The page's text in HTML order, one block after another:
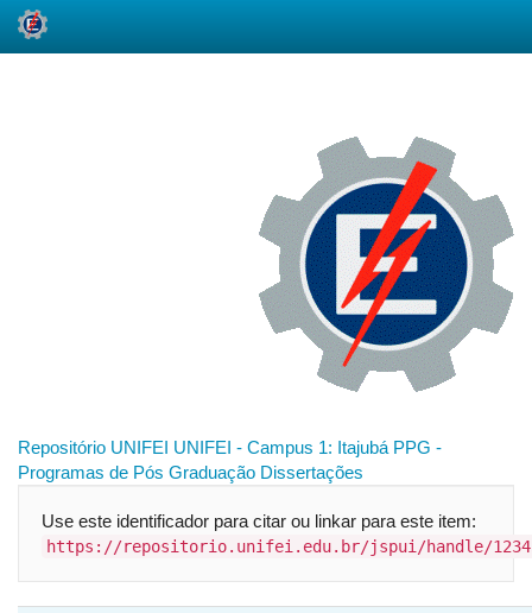
Repositório UNIFEI UNIFEI - Campus 1: Itajubá PPG -
Programas de Pós Graduação Dissertações
Use este identificador para citar ou linkar para este item:
https://repositorio.unifei.edu.br/jspui/handle/